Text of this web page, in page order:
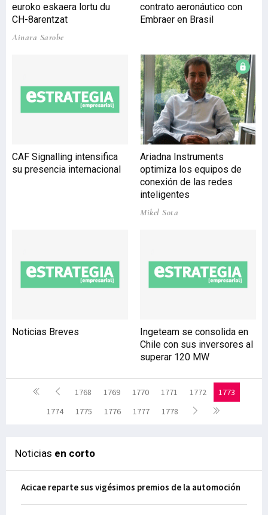
UPV/EHU h
euroko eskaera lortu du
CH-8arentzat
Ainara Sarobe
contrato aeronáutico con
Embraer en Brasil
CAF Signalling intensifica
su presencia internacional
Ariadna Instruments
optimiza los equipos de
conexión de las redes
inteligentes
Mikel Sota
Noticias Breves
Ingeteam se consolida en
Chile con sus inversores al
superar 120 MW
1768 1769 1770 1771 1772
1773
1774
1775 1776 1777 1778
Noticias en corto
Acicae reparte sus vigésimos premios de la automoción